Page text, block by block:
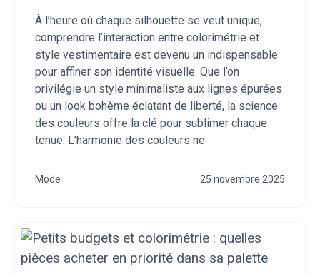
À l’heure où chaque silhouette se veut unique,
comprendre l’interaction entre colorimétrie et
style vestimentaire est devenu un indispensable
pour affiner son identité visuelle. Que l’on
privilégie un style minimaliste aux lignes épurées
ou un look bohème éclatant de liberté, la science
des couleurs offre la clé pour sublimer chaque
tenue. L’harmonie des couleurs ne
Mode 25 novembre 2025